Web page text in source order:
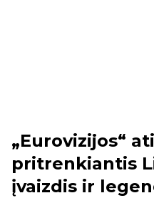
„Eurovizijos“
pritrenkiantis
įvaizdis ir